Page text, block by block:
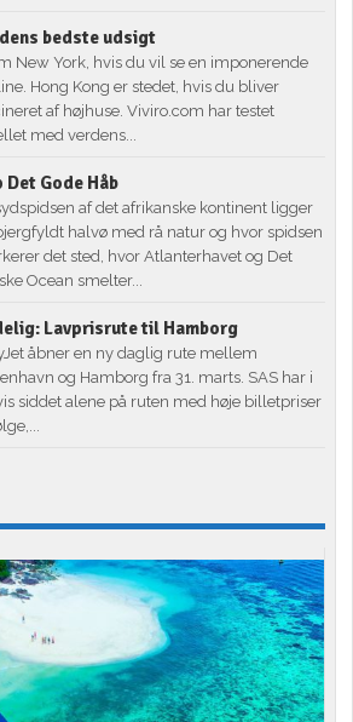
bedste udsigt
New York, hvis du vil se en imponerende
Hong Kong er stedet, hvis du bliver
af højhuse. Viviro.com har testet
med verdens...
Det Gode Håb
af det afrikanske kontinent ligger
halvø med rå natur og hvor spidsen
det sted, hvor Atlanterhavet og Det
Ocean smelter...
Lavprisrute til Hamborg
åbner en ny daglig rute mellem
og Hamborg fra 31. marts. SAS har i
siddet alene på ruten med høje billetpriser